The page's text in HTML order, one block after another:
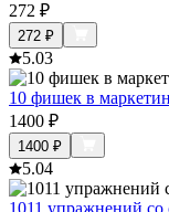
272 ₽
272 ₽
5.03
10 фишек в
1400 ₽
1400 ₽
5.04